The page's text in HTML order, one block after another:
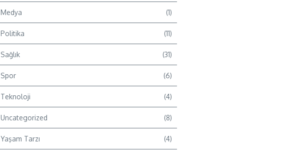
Medya (1)
Politika (11)
Sağlık (31)
Spor (6)
Teknoloji (4)
Uncategorized (8)
Yaşam Tarzı (4)